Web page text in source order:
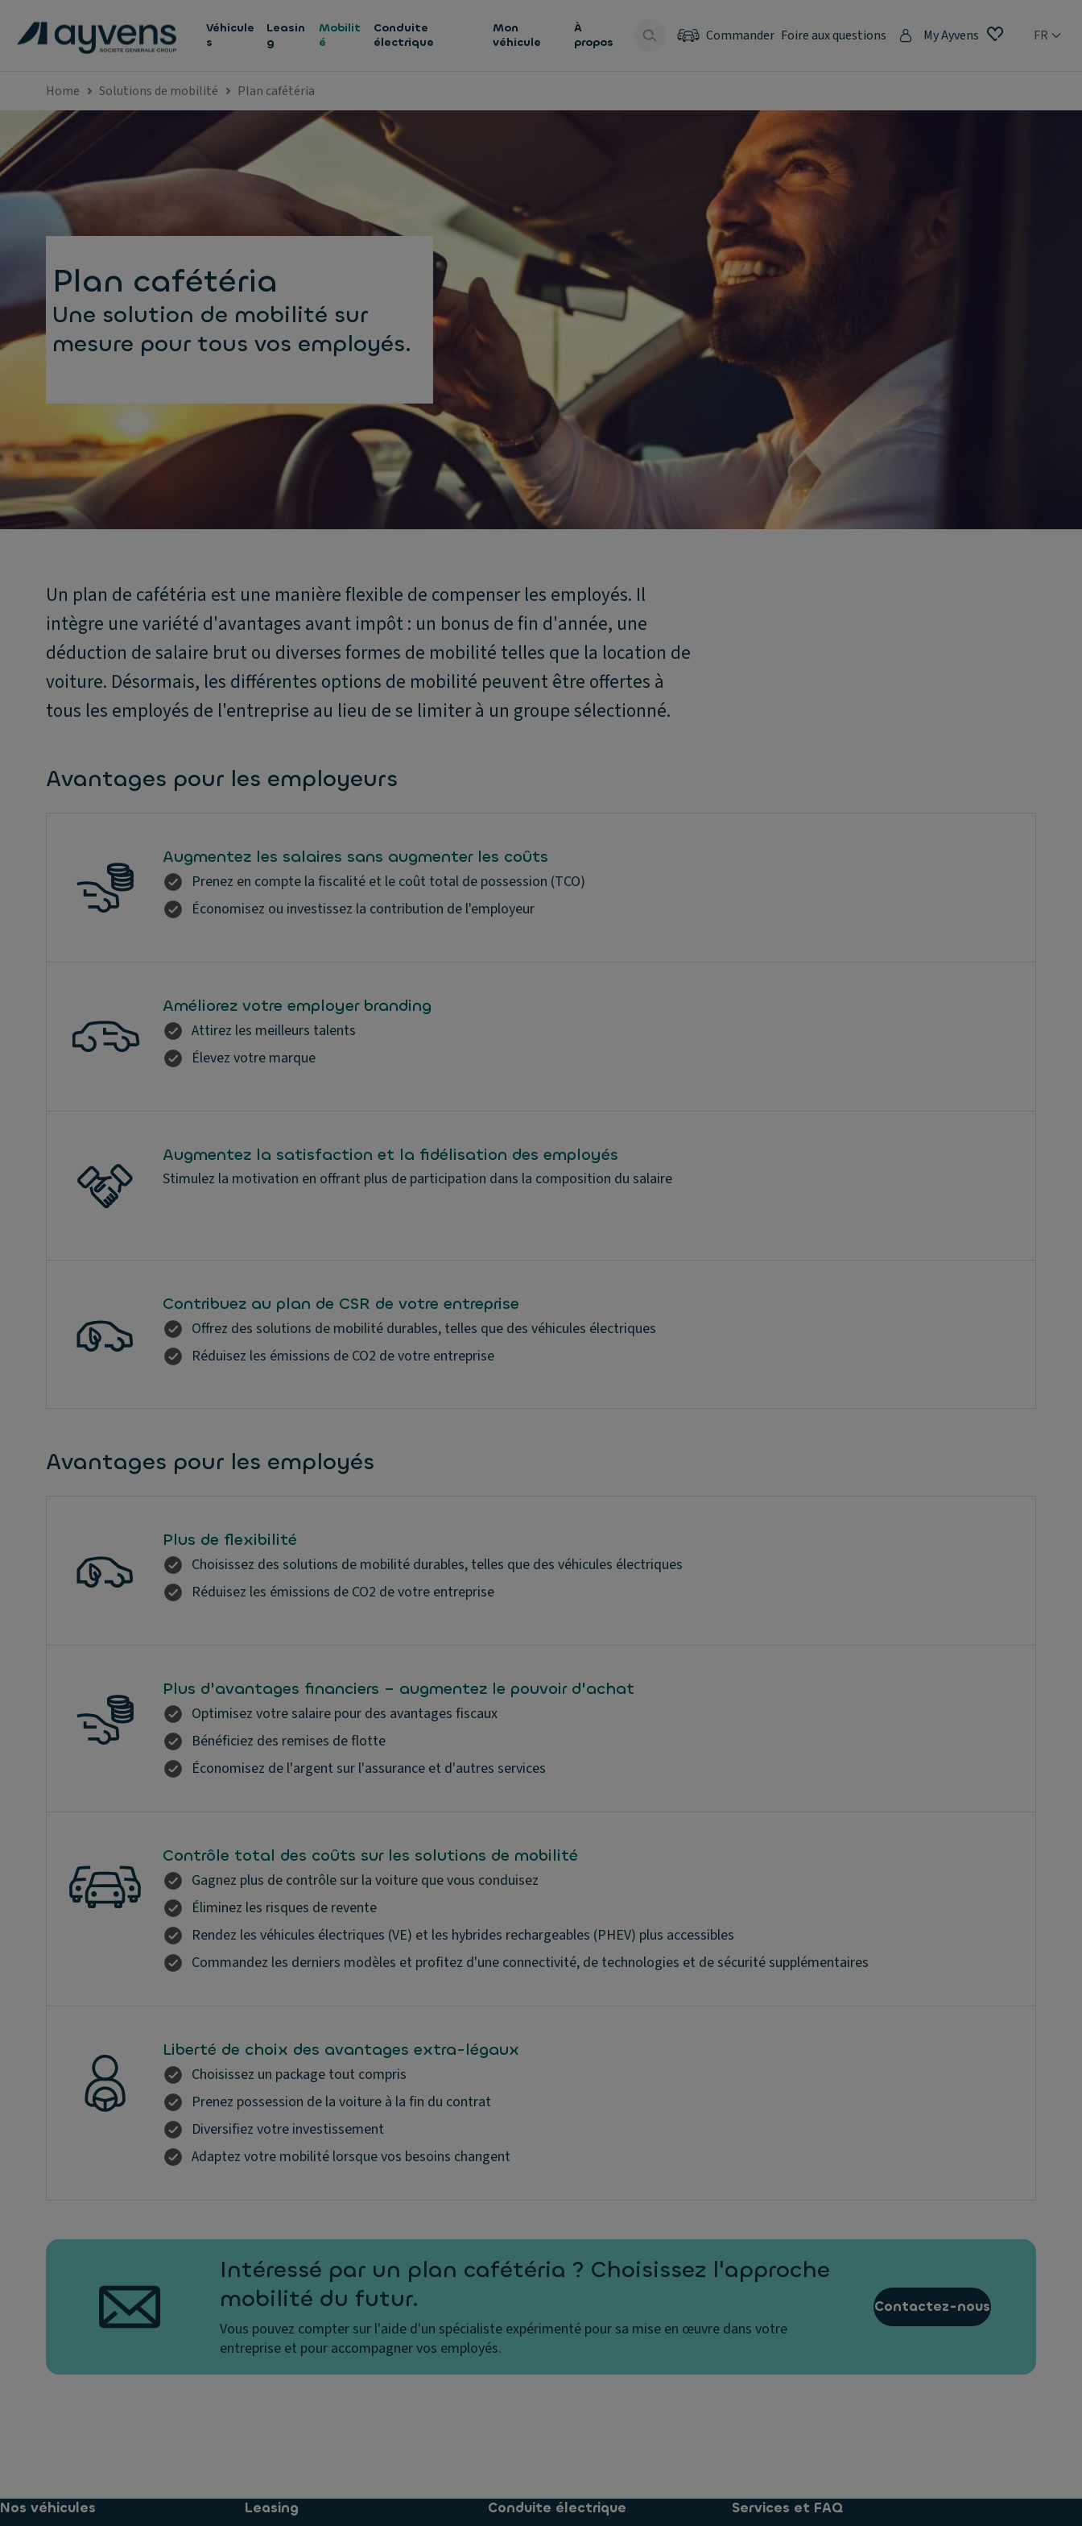
Véhicule
s
Leasin
g
Mobilit
é
Conduite
électrique
Mon
véhicule
À
propos
Commander Foire aux questions My Ayvens FR
Home Solutions de mobilité Plan cafétéria
Plan cafétéria
Une solution de mobilité sur
mesure pour tous vos employés.
Un plan de cafétéria est une manière flexible de compenser les employés. Il
intègre une variété d'avantages avant impôt : un bonus de fin d'année, une
déduction de salaire brut ou diverses formes de mobilité telles que la location de
voiture. Désormais, les différentes options de mobilité peuvent être offertes à
tous les employés de l'entreprise au lieu de se limiter à un groupe sélectionné.
Avantages pour les employeurs
Augmentez les salaires sans augmenter les coûts
Prenez en compte la fiscalité et le coût total de possession (TCO)
Économisez ou investissez la contribution de l'employeur
Améliorez votre employer branding
Attirez les meilleurs talents
Élevez votre marque
Augmentez la satisfaction et la fidélisation des employés
Stimulez la motivation en offrant plus de participation dans la composition du salaire
Contribuez au plan de CSR de votre entreprise
Offrez des solutions de mobilité durables, telles que des véhicules électriques
Réduisez les émissions de CO2 de votre entreprise
Avantages pour les employés
Plus de flexibilité
Choisissez des solutions de mobilité durables, telles que des véhicules électriques
Réduisez les émissions de CO2 de votre entreprise
Plus d'avantages financiers – augmentez le pouvoir d'achat
Optimisez votre salaire pour des avantages fiscaux
Bénéficiez des remises de flotte
Économisez de l'argent sur l'assurance et d'autres services
Contrôle total des coûts sur les solutions de mobilité
Gagnez plus de contrôle sur la voiture que vous conduisez
Éliminez les risques de revente
Rendez les véhicules électriques (VE) et les hybrides rechargeables (PHEV) plus accessibles
Commandez les derniers modèles et profitez d'une connectivité, de technologies et de sécurité supplémentaires
Liberté de choix des avantages extra-légaux
Choisissez un package tout compris
Prenez possession de la voiture à la fin du contrat
Diversifiez votre investissement
Adaptez votre mobilité lorsque vos besoins changent
Intéressé par un plan cafétéria ? Choisissez l'approche
mobilité du futur.
Vous pouvez compter sur l'aide d'un spécialiste expérimenté pour sa mise en œuvre dans votre
entreprise et pour accompagner vos employés.
Contactez-nous
Nos véhicules
Leasing
Conduite électrique
Services et FAQ